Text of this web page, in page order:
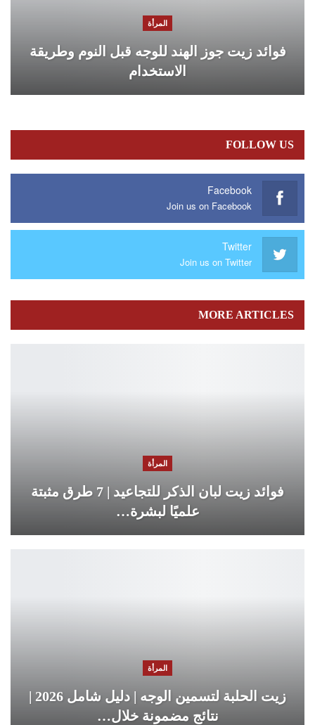
المرأة
فوائد زيت جوز الهند للوجه قبل النوم وطريقة
الاستخدام
FOLLOW US
Facebook
Join us on Facebook
Twitter
Join us on Twitter
MORE ARTICLES
المرأة
فوائد زيت لبان الذكر للتجاعيد | 7 طرق مثبتة
علميًا لبشرة…
المرأة
زيت الحلبة لتسمين الوجه | دليل شامل 2026 |
نتائج مضمونة خلال…